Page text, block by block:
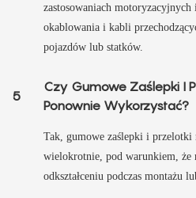
zastosowaniach
okablowania i kabli
pojazdów lub statków.
5
Czy Gumowe Zaślepki I
Ponownie Wykorzystać?
Tak, gumowe zaślepki i przelotki
wielokrotnie, pod warunkiem, że
odkształceniu podczas montażu